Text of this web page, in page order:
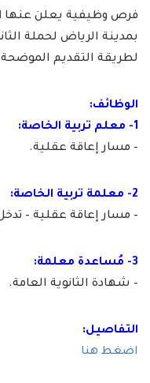
فرص وظيفية يعلن عنها
بمدينة الرياض لحملة
لطريقة التقديم الموضحة
الوظائف:
1- معلم تربية الخاصة:
– مسار إعاقة عقلية.
2- معلمة تربية الخاصة:
– مسار إعاقة عقلية –
3- مُساعدة معلمة:
– شهادة الثانوية العامة.
التفاصيل:
اضغط هنا